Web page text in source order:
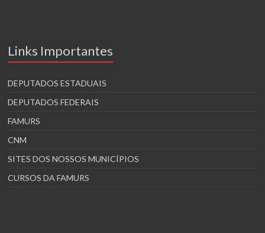
Links Importantes
DEPUTADOS ESTADUAIS
DEPUTADOS FEDERAIS
FAMURS
CNM
SITES DOS NOSSOS MUNICÍPIOS
CURSOS DA FAMURS